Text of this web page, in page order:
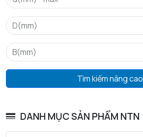
Tìm kiếm nâng cao
DANH MỤC SẢN PHẨM NTN
da min - Đường kính vai tối thiểu IR
Da max - Đường kính vai tối đa OR
ra max - Bán kính góc lượn tối đa trục & vỏ